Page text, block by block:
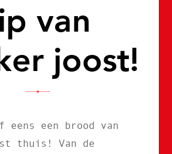
van
joost!
eens een brood van
thuis! Van de